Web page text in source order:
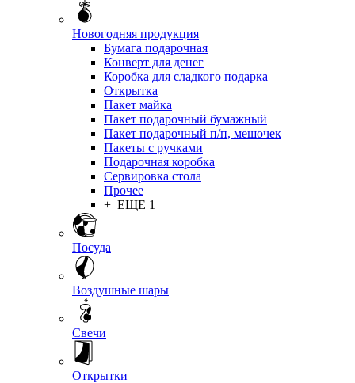
Новогодняя продукция
Бумага подарочная
Конверт для денег
Коробка для сладкого подарка
Открытка
Пакет майка
Пакет подарочный бумажный
Пакет подарочный п/п, мешочек
Пакеты с ручками
Подарочная коробка
Сервировка стола
Прочее
+ ЕЩЕ 1
Посуда
Воздушные шары
Свечи
Открытки